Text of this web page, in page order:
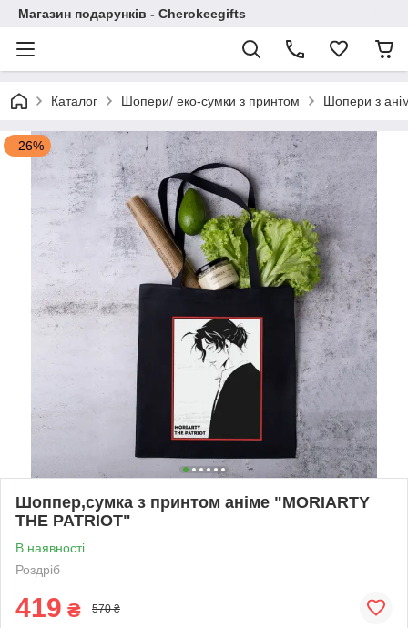
Магазин подарунків - Cherokeegifts
Каталог Шопери/ еко-сумки з принтом Шопери з
–26%
Шоппер,сумка з принтом аніме "MORIARTY
THE PATRIOT"
В наявності
Роздріб
419 ₴ 570 ₴